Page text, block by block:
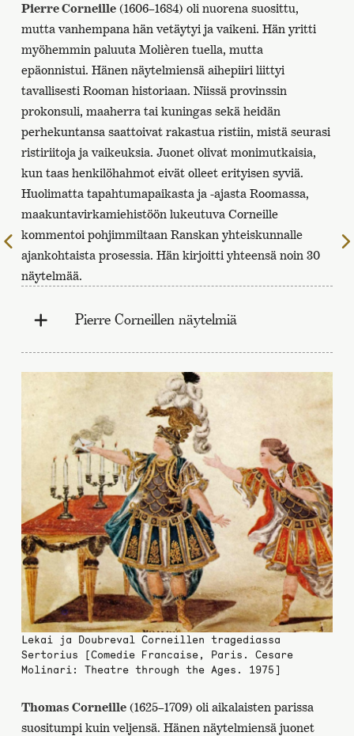
Pierre Corneille(1606–1684) oli nuorena suosittu,
mutta vanhempana hän vetäytyi ja vaikeni. Hän yritti
myöhemmin paluuta Molièren tuella, mutta
epäonnistui. Hänen näytelmiensä aihepiiri liittyi
tavallisesti Rooman historiaan. Niissä provinssin
prokonsuli, maaherra tai kuningas sekä heidän
perhekuntansa saattoivat rakastua ristiin, mistä seurasi
ristiriitoja ja vaikeuksia. Juonet olivat monimutkaisia,
kun taas henkilöhahmot eivät olleet erityisen syviä.
Huolimatta tapahtumapaikasta ja -ajasta Roomassa,
maakuntavirkamiehistöön lukeutuva Corneille
kommentoi pohjimmiltaan Ranskan yhteiskunnalle
ajankohtaista prosessia. Hän kirjoitti yhteensä noin 30
näytelmää.
Pierre Corneillen näytelmiä
Lekai ja Doubreval Corneillen tragediassa
Sertorius [Comedie Francaise, Paris. Cesare
Molinari: Theatre through the Ages. 1975]
Thomas Corneille(1625–1709) oli aikalaisten parissa
suositumpi kuin veljensä. Hänen näytelmiensä juonet
Edelliselle
sivulle